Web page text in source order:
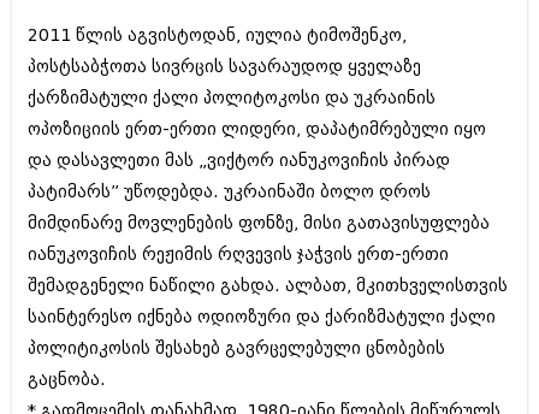
ავტორჩევები
ბელადები
ბიზნესსიახლეები
გვარები
თემიდას სასწორი
იუმორი
კალეიდოსკოპი
ჰოროსკოპი და შეუცნობელი
გვარები
თემიდას სასწორი
იუმორი
კალეიდოსკოპი
ჰოროსკოპი და შეუცნობელი
კრიმინალი
რომანი და დეტექტივი
სახალისო ამბები
2011 წლის აგვისტოდან, იულია ტიმოშენკო,
პოსტსაბჭოთა სივრცის სავარაუდოდ ყველაზე
ქარზიმატული ქალი პოლიტოკოსი და უკრაინის
ოპოზიციის ერთ-ერთი ლიდერი, დაპატიმრებული იყო
და დასავლეთი მას „ვიქტორ იანუკოვიჩის პირად
პატიმარს” უწოდებდა. უკრაინაში ბოლო დროს
მიმდინარე მოვლენების ფონზე, მისი გათავისუფლება
იანუკოვიჩის რეჟიმის რღვევის ჯაჭვის ერთ-ერთი
შემადგენელი ნაწილი გახდა. ალბათ, მკითხველისთვის
საინტერესო იქნება ოდიოზური და ქარიზმატული ქალი
პოლიტიკოსის შესახებ გავრცელებული ცნობების
გაცნობა.